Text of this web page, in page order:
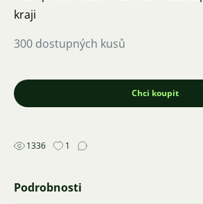
kraji
300 dostupných kusů
Chci koupit
1336 1
Podrobnosti